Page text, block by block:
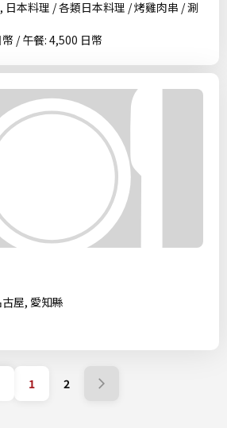
日本料理 / 各類日本料理 / 烤雞肉串 / 涮
/ 午餐: 4,500 日幣
屋, 愛知縣
1 2